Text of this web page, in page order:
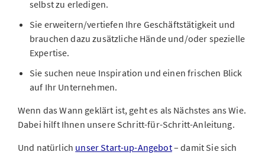
selbst zu erledigen.
Sie erweitern/vertiefen Ihre Geschäftstätigkeit und
brauchen dazu zusätzliche Hände und/oder spezielle
Expertise.
Sie suchen neue Inspiration und einen frischen Blick
auf Ihr Unternehmen.
Wenn das Wann geklärt ist, geht es als Nächstes ans Wie.
Dabei hilft Ihnen unsere Schritt-für-Schritt-Anleitung.
Und natürlich unser Start-up-Angebot– damit Sie sich